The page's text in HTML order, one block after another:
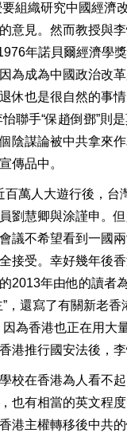
組織研究中國經濟
意見。然而教授與
年諾貝爾經濟學
為成為中國政治改
休也是很自然的事
聯手“保趙倒鄧”則
陰謀論被中共拿來
傳品中。
萬人大遊行後，
劉慧卿與涂謹申。
議不希望看到一國
接受。幸好幾年後
2013年由他的讀者
，還寫了有關新老
為香港也正在用大
港推行國安法後，李
校在香港為人看不
也有相當的英文程
港主權轉移後中共